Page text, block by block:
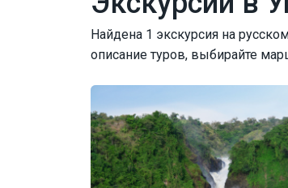
Найдена 1 экскурсия на
описание туров, выбирайте